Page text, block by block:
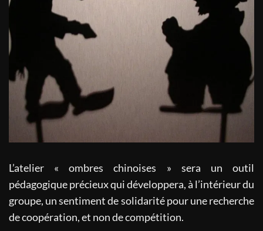
L’atelier « ombres chinoises » sera un outil
pédagogique précieux qui développera, à l’intérieur du
groupe, un sentiment de solidarité pour une recherche
de coopération, et non de compétition.